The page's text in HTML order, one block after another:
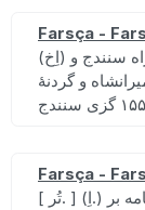
Farsça -
راه سنندج و
و گردنهٔ
Farsça -